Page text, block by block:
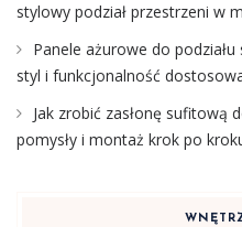
stylowy podział przestrzeni w
Panele ażurowe do
styl i funkcjonalność
Jak zrobić zasłonę sufitową
pomysły i montaż krok po